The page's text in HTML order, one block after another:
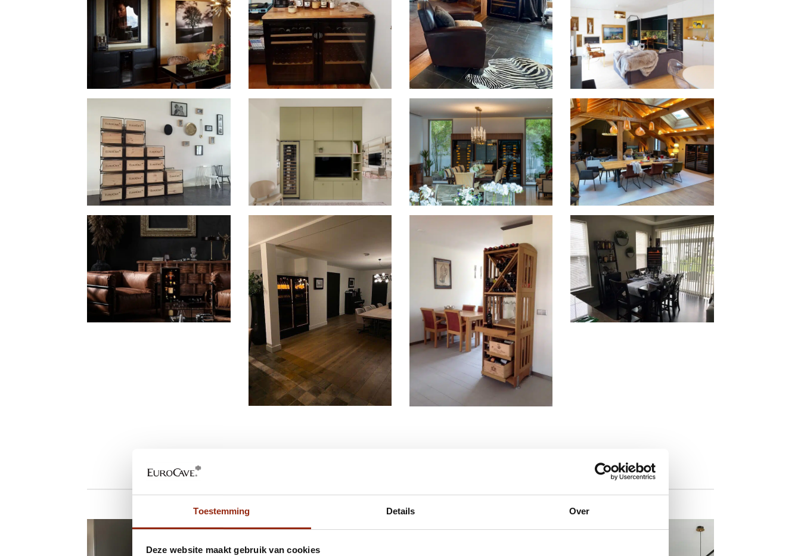
Toestemming Details Over
Deze website maakt gebruik van cookies
Tête à Tête in Amsterdam
Modulorack wijnrek voor kisten
in Nederland
2 Pure wijnkasten in Australië
Inspiration inbouw
wijnklimaatkast in Israël
Revelation wijnklimaatkast in La
Clusaz
2 Royale wijnklimaatkasten in
Inspiration inbouw
wijnklimaatkast in Clichy
@bardinarchitecte
2 Pure wijnkasten in Chamonix
KEUKEN